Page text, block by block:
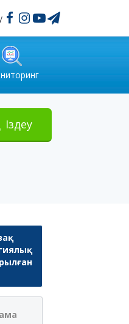
Іздеу